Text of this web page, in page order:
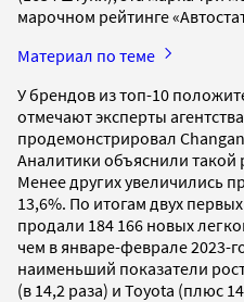
марочном рейтинге
Материал по теме
У брендов из топ-10
отмечают эксперты
продемонстрировал
Аналитики объяснили
Менее других увеличились
13,6%. По итогам двух
продали 184 166 новых
чем в январе-феврале 2023-
наименьший показатели
(в 14,2 раза) и Toyota (плюс